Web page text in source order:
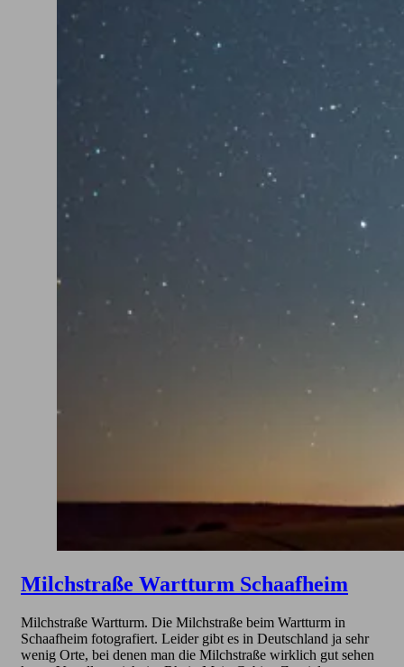
Milchstraße Wartturm Schaafheim
Milchstraße Wartturm. Die Milchstraße beim Wartturm in
Schaafheim fotografiert. Leider gibt es in Deutschland ja sehr
wenig Orte, bei denen man die Milchstraße wirklich gut sehen